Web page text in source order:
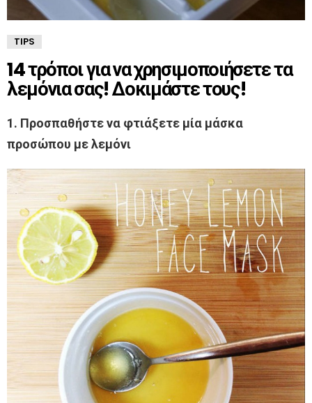
TIPS
14 τρόποι για να χρησιμοποιήσετε τα
λεμόνια σας! Δοκιμάστε τους!
1. Προσπαθήστε να φτιάξετε μία μάσκα
προσώπου με λεμόνι